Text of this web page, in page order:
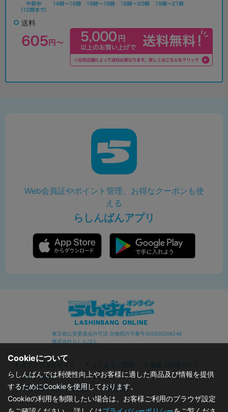
送料
Web会員証やポイント管理、お得なクーポンも使
える
らしんばんアプリ
東京都公安委員会許可済 古物商許可番号305500206246
株式会社らしんばん
オフィシャルサイト よくあるご質問
通販ご利用ガイド
お問い合わせ
セキュリティポリシー
プライバシーポリシー
特定商取引に関する表記
利用規約
Cookieについて
らしんばんでは利便性向上やお客様に適した商品及び情報を提供
するためにCookieを使用しております。
Cookieの利用を制限したい場合は、お客様ご利用のブラウザ設定